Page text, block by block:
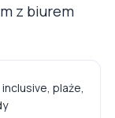
z biurem
plaże,